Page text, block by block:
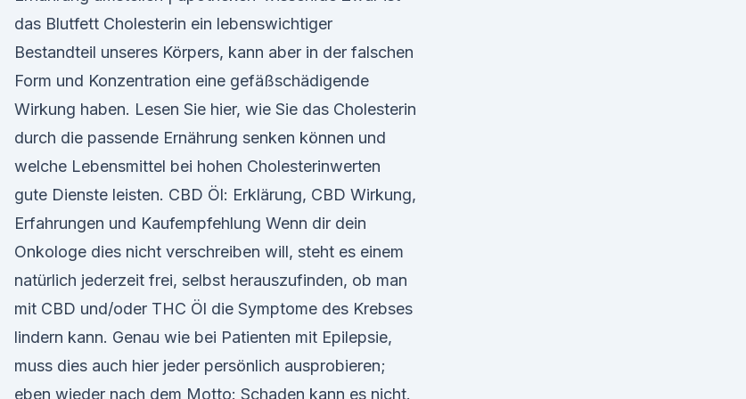
das Blutfett Cholesterin ein lebenswichtiger
Bestandteil unseres Körpers, kann aber in der falschen
Form und Konzentration eine gefäßschädigende
Wirkung haben. Lesen Sie hier, wie Sie das Cholesterin
durch die passende Ernährung senken können und
welche Lebensmittel bei hohen Cholesterinwerten
gute Dienste leisten. CBD Öl: Erklärung, CBD Wirkung,
Erfahrungen und Kaufempfehlung Wenn dir dein
Onkologe dies nicht verschreiben will, steht es einem
natürlich jederzeit frei, selbst herauszufinden, ob man
mit CBD und/oder THC Öl die Symptome des Krebses
lindern kann. Genau wie bei Patienten mit Epilepsie,
muss dies auch hier jeder persönlich ausprobieren;
eben wieder nach dem Motto: Schaden kann es nicht.